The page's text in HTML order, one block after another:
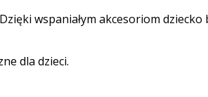
wspaniałym akcesoriom
dla dzieci.